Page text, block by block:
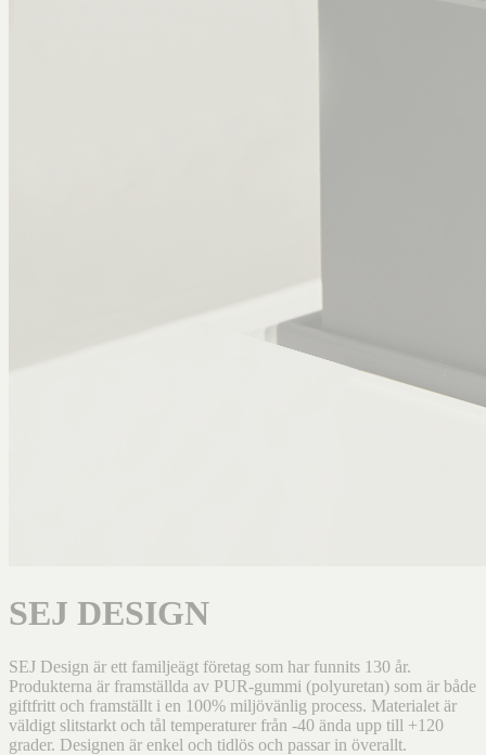
SEJ DESIGN
SEJ Design är ett familjeägt företag som har funnits 130 år.
Produkterna är framställda av PUR-gummi (polyuretan) som är både
giftfritt och framställt i en 100% miljövänlig process. Materialet är
väldigt slitstarkt och tål temperaturer från -40 ända upp till +120
grader. Designen är enkel och tidlös och passar in överallt.